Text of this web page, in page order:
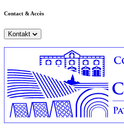
Contact & Accès
Kontakt